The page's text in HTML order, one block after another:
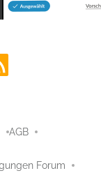
AGB
Forum